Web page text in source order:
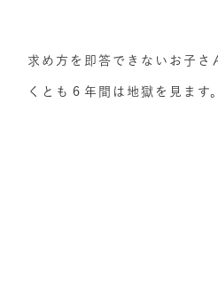
求め方を即答できないお子さ
くとも６年間は地獄を見ます。